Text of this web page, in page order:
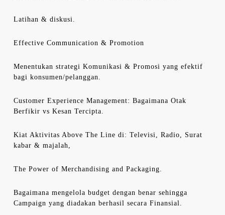
Latihan & diskusi.
Effective Communication & Promotion
Menentukan strategi Komunikasi & Promosi yang efektif
bagi konsumen/pelanggan.
Customer Experience Management: Bagaimana Otak
Berfikir vs Kesan Tercipta.
Kiat Aktivitas Above The Line di: Televisi, Radio, Surat
kabar & majalah,
The Power of Merchandising and Packaging.
Bagaimana mengelola budget dengan benar sehingga
Campaign yang diadakan berhasil secara Finansial.